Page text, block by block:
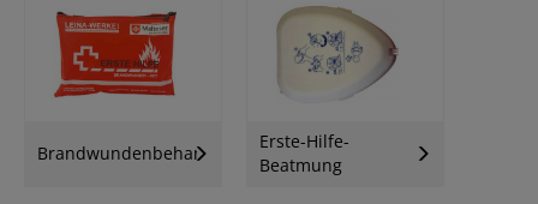
Brandwundenbehandlung
Erste-Hilfe-
Beatmung